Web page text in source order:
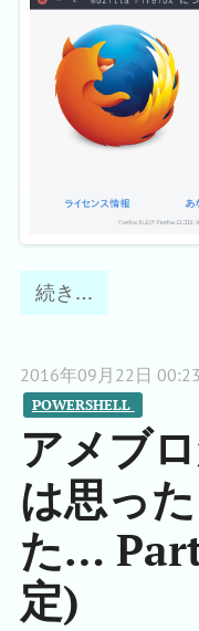
続き…
2016年09月22日
POWERSHELL
アメブ
は思っ
た…
定)